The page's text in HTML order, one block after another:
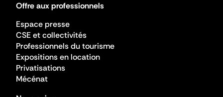
Offre aux professionnels
Espace presse
CSE et collectivités
Professionnels du tourisme
Expositions en location
Privatisations
Mécénat